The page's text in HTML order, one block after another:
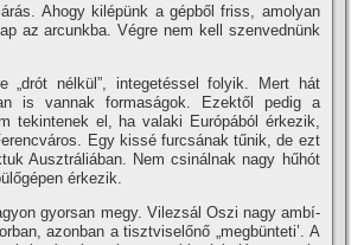
Ahogy kilépünk a gépből friss, amolyan
az arcunkba. Végre nem kell szenvednünk
„drót nélkül”, integetéssel folyik. Mert hát
is vannak formaságok. Ezektől pedig a
tekintenek el, ha valaki Európából érkezik,
Egy kissé furcsának tűnik, de ezt
Ausztráliában. Nem csinálnak nagy hűhót
érkezik.
gyorsan megy. Vilezsál Oszi nagy ambí­
azonban a tisztviselőnő „megbünteti’. A